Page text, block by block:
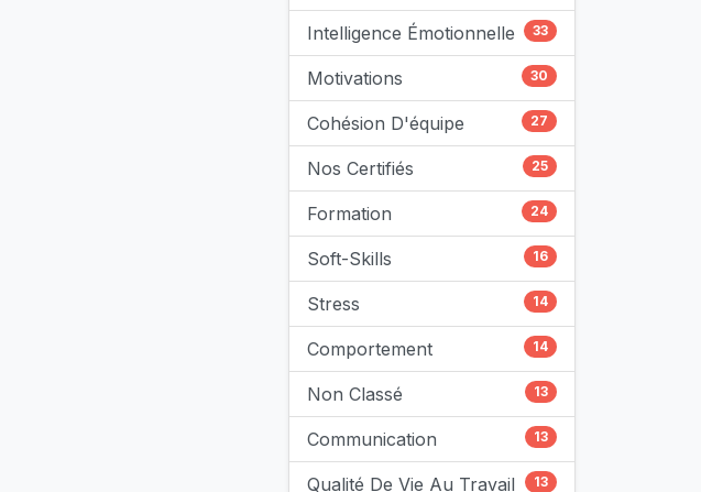
Intelligence Émotionnelle 33
Motivations 30
Cohésion D'équipe 27
Nos Certifiés 25
Formation 24
Soft-Skills 16
Stress 14
Comportement 14
Non Classé 13
Communication 13
Qualité De Vie Au Travail 13